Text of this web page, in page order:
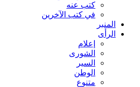
كتب عنه
في كتب الآخرين
المنبر
الرأى
إعلام
الشورى
السير
الوطن
متنوع